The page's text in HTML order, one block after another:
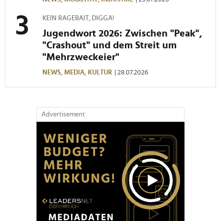
KEIN RAGEBAIT, DIGGA!
Jugendwort 2026: Zwischen "Peak",
"Crashout" und dem Streit um
"Mehrzweckeier"
NEWS, MEDIA, KULTUR | 28.07.2026
Advertisement